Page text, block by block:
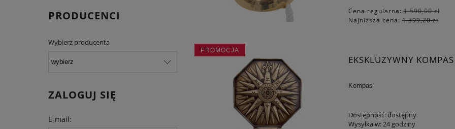
PRODUCENCI
Wybierz producenta
ZALOGUJ SIĘ
E-mail:
Cena regularna: 1 590,00 zł
Najniższa cena:1 399,20 zł
EKSKLUZYWNY
Kompas
Dostępność:dostępny
Wysyłka w:24 godziny
PROMOCJA